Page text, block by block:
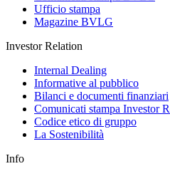
Ufficio stampa
Magazine BVLG
Investor Relation
Internal Dealing
Informative al pubblico
Bilanci e documenti finanziari
Comunicati stampa Investor
Codice etico di gruppo
La Sostenibilità
Info